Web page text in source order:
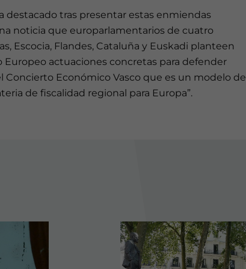
destacado tras presentar estas enmiendas
noticia que europarlamentarios de cuatro
Escocia, Flandes, Cataluña y Euskadi planteen
Europeo actuaciones concretas para defender
Concierto Económico Vasco que es un modelo de
de fiscalidad regional para Europa”.